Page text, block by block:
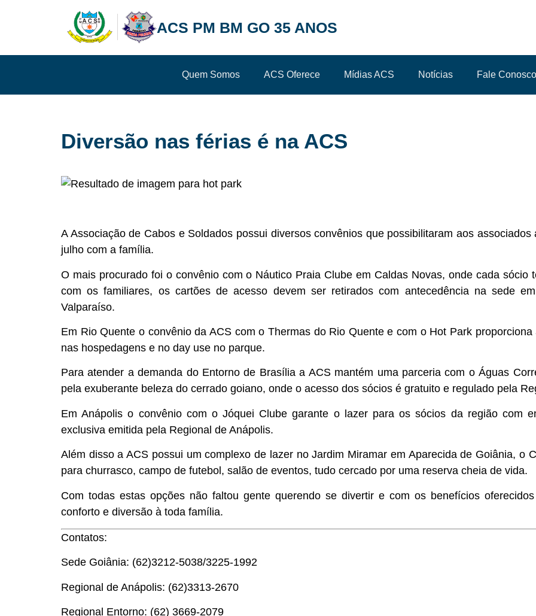
ACS PM BM GO 35 ANOS
Quem Somos ACS Oferece Mídias ACS Notícias Fale Conosco
Diversão nas férias é na ACS
A Associação de Cabos e Soldados possui diversos convênios que possibilitaram aos
julho com a família.
O mais procurado foi o convênio com o Náutico Praia Clube em Caldas Novas, onde cada sócio
com os familiares, os cartões de acesso devem ser retirados com antecedência na sede
Valparaíso.
Em Rio Quente o convênio da ACS com o Thermas do Rio Quente e com o Hot Park
nas hospedagens e no day use no parque.
Para atender a demanda do Entorno de Brasília a ACS mantém uma parceria com o Águas
pela exuberante beleza do cerrado goiano, onde o acesso dos sócios é gratuito e regulado pela
Em Anápolis o convênio com o Jóquei Clube garante o lazer para os sócios da região com
exclusiva emitida pela Regional de Anápolis.
Além disso a ACS possui um complexo de lazer no Jardim Miramar em Aparecida de Goiânia, o
para churrasco, campo de futebol, salão de eventos, tudo cercado por uma reserva cheia de vida.
Com todas estas opções não faltou gente querendo se divertir e com os benefícios
conforto e diversão à toda família.
Contatos:
Sede Goiânia: (62)3212-5038/3225-1992
Regional de Anápolis: (62)3313-2670
Regional Entorno: (62) 3669-2079